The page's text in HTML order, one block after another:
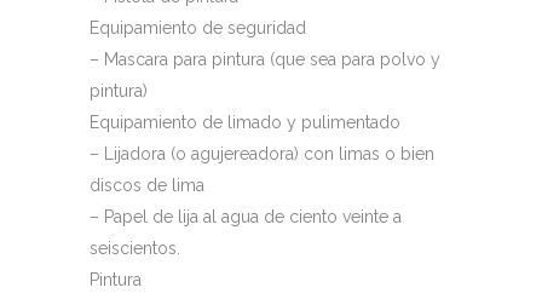
Equipamiento de seguridad
– Mascara para pintura (que sea para polvo y
pintura)
Equipamiento de limado y pulimentado
– Lijadora (o agujereadora) con limas o bien
discos de lima
– Papel de lija al agua de ciento veinte a
seiscientos.
Pintura